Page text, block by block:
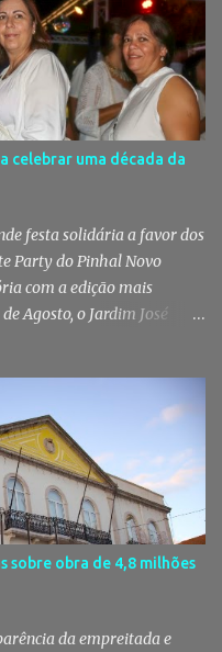
apreendidos pela GNR Um
feira, 28 de Julho, por
de estupefacientes, na
foi efetuada pelo Comando
do Posto Territorial de
de fiscalização
ao consumo e tráfico
da Guarda identificaram
realizada em Pi...
celebrar uma década da
festa solidária a favor dos
Party do Pinhal Novo
com a edição mais
Agosto, o Jardim José
Associação Humanitária
reforçando o espírito
evento. O branco é a cor
Novo 10 anos depois da
a ser muito mais do que
de encontro entre
entre amigos e famílias,
o Pinhal Novo: a
numa tradição que
anos, quando ch...
sobre obra de 4,8 milhões
da empreitada e